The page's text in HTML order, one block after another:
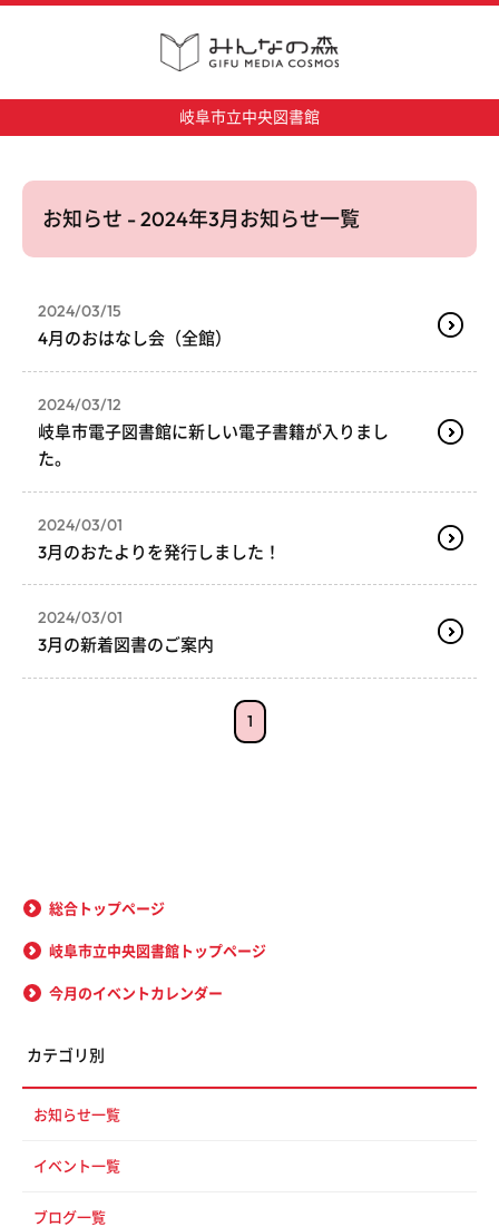
岐阜市立中央図書館
お知らせ - 2024年3月お知らせ一覧
2024/03/15
4月のおはなし会（全館）
2024/03/12
岐阜市電子図書館に新しい電子書籍が入りまし
た。
2024/03/01
3月のおたよりを発行しました！
2024/03/01
3月の新着図書のご案内
1
総合トップページ
岐阜市立中央図書館トップページ
今月のイベントカレンダー
カテゴリ別
お知らせ一覧
イベント一覧
ブログ一覧